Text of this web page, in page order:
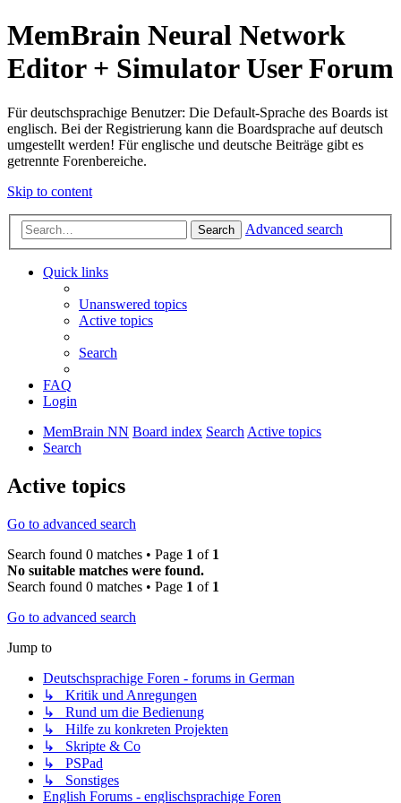
MemBrain Neural Network
Editor + Simulator User Forum
Für deutschsprachige Benutzer: Die Default-Sprache des Boards ist
englisch. Bei der Registrierung kann die Boardsprache auf deutsch
umgestellt werden! Für englische und deutsche Beiträge gibt es
getrennte Forenbereiche.
Skip to content
Search Advanced search
Quick links
Unanswered topics
Active topics
Search
FAQ
Login
MemBrain NN Board index SearchActive topics
Search
Active topics
Go to advanced search
Search found 0 matches • Page 1 of 1
No suitable matches were found.
Search found 0 matches • Page 1 of 1
Go to advanced search
Jump to
Deutschsprachige Foren - forums in German
↳ Kritik und Anregungen
↳ Rund um die Bedienung
↳ Hilfe zu konkreten Projekten
↳ Skripte & Co
↳ PSPad
↳ Sonstiges
English Forums - englischsprachige Foren